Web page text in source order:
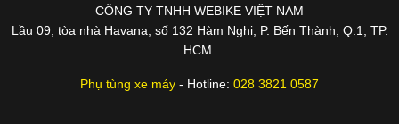
CÔNG TY TNHH WEBIKE VIỆT NAM
Lầu 09, tòa nhà Havana, số 132 Hàm Nghi, P. Bến Thành, Q.1, TP.
HCM.
Phụ tùng xe máy - Hotline: 028 3821 0587